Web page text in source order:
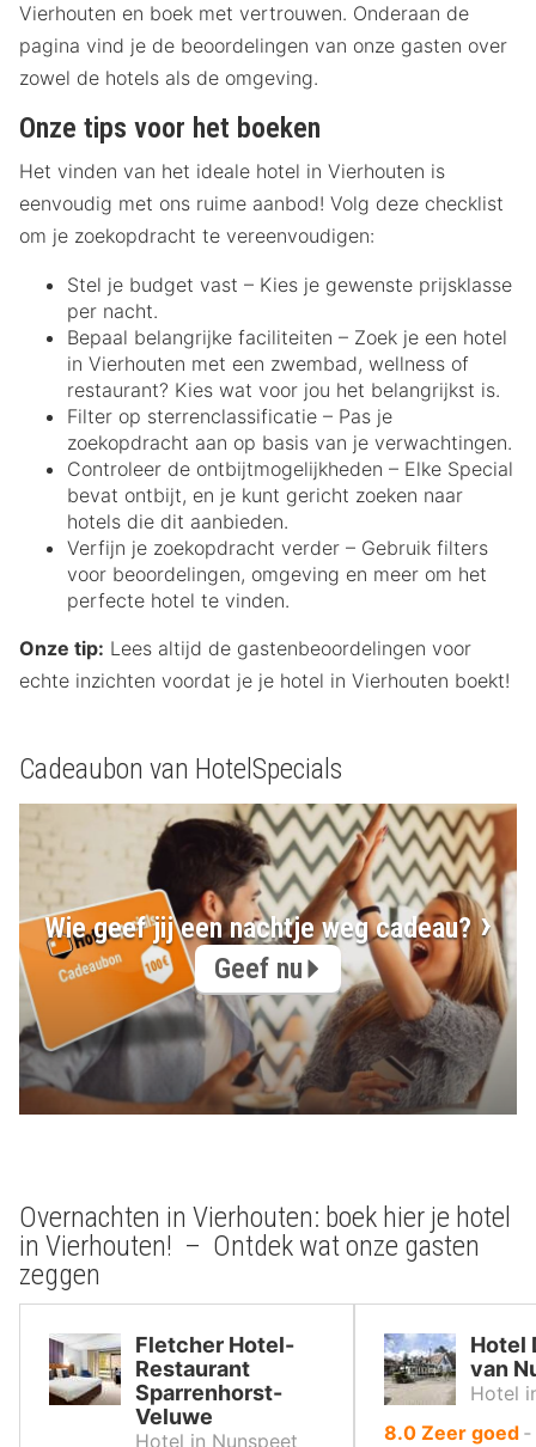
Vierhouten en boek met vertrouwen. Onderaan de
pagina vind je de beoordelingen van onze gasten over
zowel de hotels als de omgeving.
Onze tips voor het boeken
Het vinden van het ideale hotel in Vierhouten is
eenvoudig met ons ruime aanbod! Volg deze checklist
om je zoekopdracht te vereenvoudigen:
Stel je budget vast – Kies je gewenste prijsklasse
per nacht.
Bepaal belangrijke faciliteiten – Zoek je een hotel
in Vierhouten met een zwembad, wellness of
restaurant? Kies wat voor jou het belangrijkst is.
Filter op sterrenclassificatie – Pas je
zoekopdracht aan op basis van je verwachtingen.
Controleer de ontbijtmogelijkheden – Elke Special
bevat ontbijt, en je kunt gericht zoeken naar
hotels die dit aanbieden.
Verfijn je zoekopdracht verder – Gebruik filters
voor beoordelingen, omgeving en meer om het
perfecte hotel te vinden.
Onze tip: Lees altijd de gastenbeoordelingen voor
echte inzichten voordat je je hotel in Vierhouten boekt!
Cadeaubon van HotelSpecials
Wie geef jij een nachtje weg cadeau?
Geef nu
Overnachten in Vierhouten: boek hier je hotel
in Vierhouten! – Ontdek wat onze gasten
zeggen
Fletcher Hotel-
Restaurant
Sparrenhorst-
Veluwe
Hotel in Nunspeet
Hotel
van
Hotel
8.0uit
Zeer goed ‐